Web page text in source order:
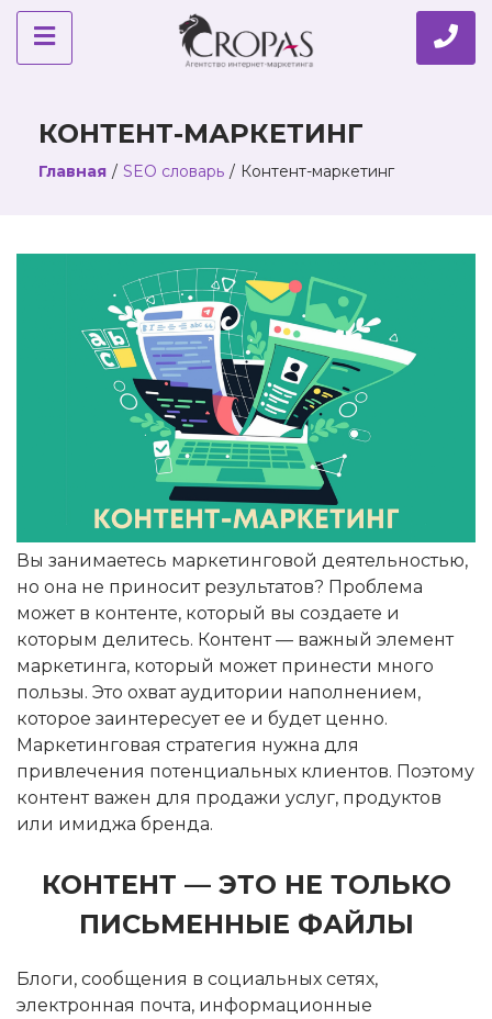
КОНТЕНТ-МАРКЕТИНГ
Главная / SEO словарь / Контент-маркетинг
Вы занимаетесь маркетинговой деятельностью,
но она не приносит результатов? Проблема
может в контенте, который вы создаете и
которым делитесь. Контент — важный элемент
маркетинга, который может принести много
пользы. Это охват аудитории наполнением,
которое заинтересует ее и будет ценно.
Маркетинговая стратегия нужна для
привлечения потенциальных клиентов. Поэтому
контент важен для продажи услуг, продуктов
или имиджа бренда.
КОНТЕНТ — ЭТО НЕ ТОЛЬКО
ПИСЬМЕННЫЕ ФАЙЛЫ
Блоги, сообщения в социальных сетях,
электронная почта, информационные